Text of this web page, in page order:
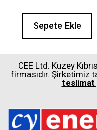
Sepete Ekle
CEE Ltd. Kuzey
firmasıdır. Şirketimiz
teslimat